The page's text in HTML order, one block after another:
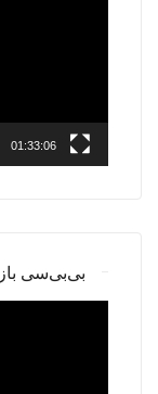
01:33:06
بی‌بی‌سی